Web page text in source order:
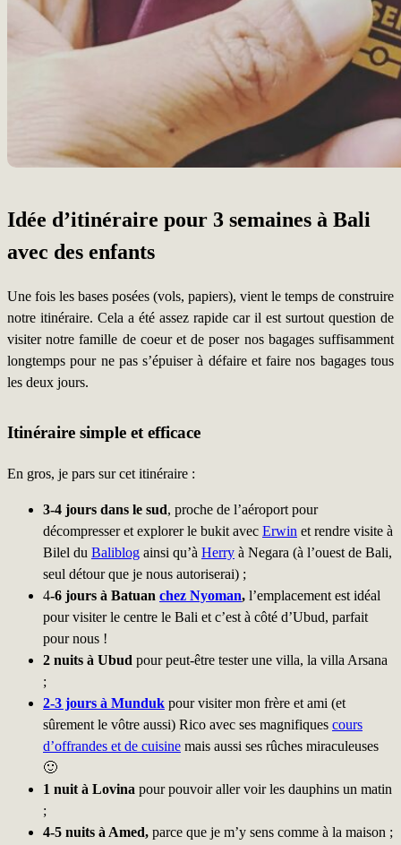
Idée d’itinéraire pour 3 semaines à Bali
avec des enfants
Une fois les bases posées (vols, papiers), vient le temps de construire
notre itinéraire. Cela a été assez rapide car il est surtout question de
visiter notre famille de coeur et de poser nos bagages suffisamment
longtemps pour ne pas s’épuiser à défaire et faire nos bagages tous
les deux jours.
Itinéraire simple et efficace
En gros, je pars sur cet itinéraire :
3-4 jours dans le sud, proche de l’aéroport pour
décompresser et explorer le bukit avec Erwin et rendre visite à
Bilel du Baliblog ainsi qu’à Herry à Negara (à l’ouest de Bali,
seul détour que je nous autoriserai) ;
4-6 jours à Batuan chez Nyoman, l’emplacement est idéal
pour visiter le centre le Bali et c’est à côté d’Ubud, parfait
pour nous !
2 nuits à Ubud pour peut-être tester une villa, la villa Arsana
;
2-3 jours à Munduk pour visiter mon frère et ami (et
sûrement le vôtre aussi) Rico avec ses magnifiques cours
d’offrandes et de cuisine mais aussi ses rûches miraculeuses
🙂
1 nuit à Lovina pour pouvoir aller voir les dauphins un matin
;
4-5 nuits à Amed, parce que je m’y sens comme à la maison ;